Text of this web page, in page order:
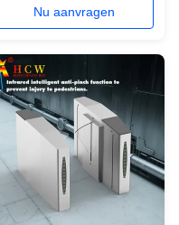
Nu aanvragen